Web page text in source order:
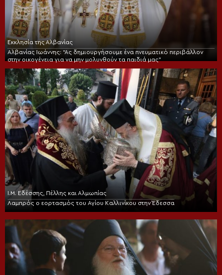
Εκκλησία της Αλβανίας
Αλβανίας Ιωάννης: “Ας δημιουργήσουμε ένα πνευματικό περιβάλλον
στην οικογένεια για να μην μολυνθούν τα παιδιά μας”
Ι.Μ. Εδέσσης, Πέλλης και Αλμωπίας
Λαμπρός ο εορτασμός του Αγίου Καλλινίκου στην Έδεσσα